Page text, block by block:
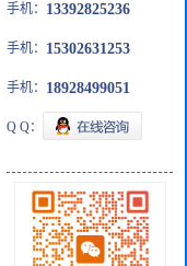
手机： 13392825236
手机： 15302631253
手机： 18928499051
Q Q：